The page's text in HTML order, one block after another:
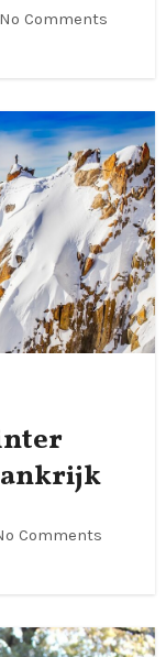
No Comments
Comments